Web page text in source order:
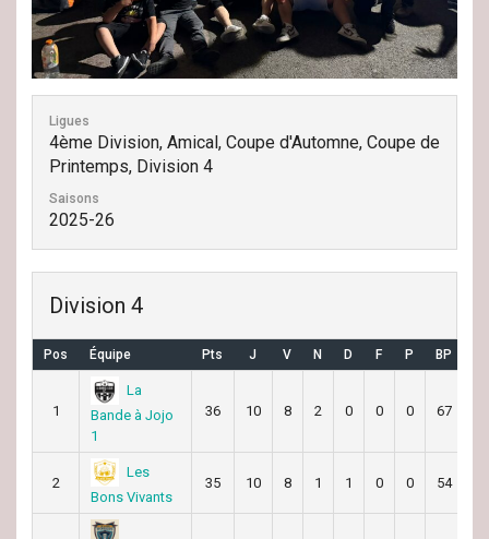
Ligues
4ème Division, Amical, Coupe d'Automne, Coupe de
Printemps, Division 4
Saisons
2025-26
Division 4
Pos Équipe Pts J V N D F P BP
1
La
Bande à Jojo
1
36 10 8 2 0 0 0 67
2
Les
Bons Vivants
35 10 8 1 1 0 0 54